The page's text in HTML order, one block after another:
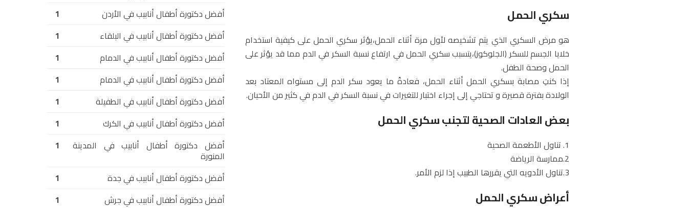
سكري الحمل
هو مرض السكري الذي يتم تشخيصه لأول مرة أثناء الحمل،يؤثر سكري الحمل على كيفية استخدام
خلايا الجسم للسكر (الجلوكوز)،يتسبب سكري الحمل في ارتفاع نسبة السكر في الدم مما قد يؤثر على
الحمل وصحة الطفل.
إذا كنتِ مصابة بسكري الحمل أثناء الحمل، فعادةً ما يعود سكر الدم إلى مستواه المعتاد بعد
الولادة بفترة قصيرة و تحتاجي إلى إجراء اختبار للتغيرات في نسبة السكر في الدم في كثير من الأحيان.
بعض العادات الصحية لتجنب سكري الحمل
1. تناول الأطعمة الصحية
2.ممارسة الرياضة
3.تناول الأدويه التي يقررها الطبيب إذا لزم الأمر.
أعراض سكري الحمل
أفضل دكتورة أطفال أنابيب في الأردن
1
أفضل دكتورة أطفال أنابيب في البلقاء
1
أفضل دكتورة أطفال أنابيب في الدمام
1
أفضل دكتورة أطفال أنابيب في الدمام
1
أفضل دكتورة أطفال أنابيب في الطفيلة
1
أفضل دكتورة أطفال أنابيب في الكرك
1
أفضل دكتورة أطفال أنابيب في المدينة
المنورة
1
أفضل دكتورة أطفال أنابيب في جدة
1
أفضل دكتورة أطفال أنابيب في جرش
1